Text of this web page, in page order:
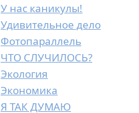
У нас каникулы!
Удивительное дело
Фотопараллель
ЧТО СЛУЧИЛОСЬ?
Экология
Экономика
Я ТАК ДУМАЮ